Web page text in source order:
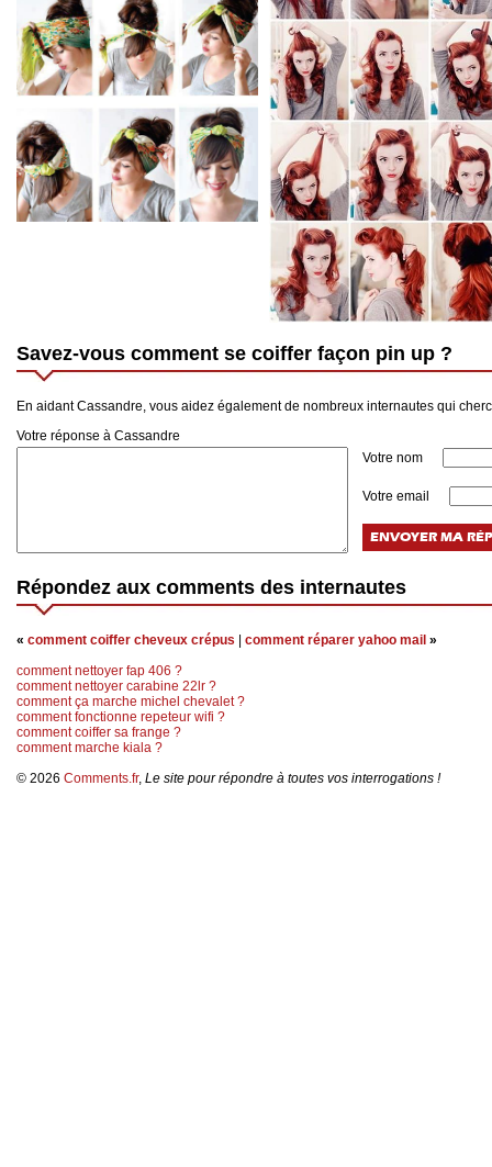
Savez-vous comment se coiffer façon pin up ?
En aidant Cassandre, vous aidez également de nombreux internautes qui
Votre réponse à Cassandre
Votre nom
Votre email
Répondez aux comments des internautes
« comment coiffer cheveux crépus comment réparer yahoo mail »
comment nettoyer fap 406 ?
comment nettoyer carabine 22lr ?
comment ça marche michel chevalet ?
comment fonctionne repeteur wifi ?
comment coiffer sa frange ?
comment marche kiala ?
© 2026 Comments.fr, Le site pour répondre à toutes vos interrogations !